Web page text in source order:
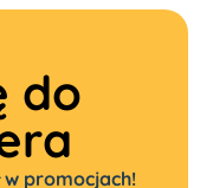
do
w promocjach!